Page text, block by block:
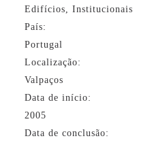
Edifícios, Institucionais
País:
Portugal
Localização:
Valpaços
Data de início:
2005
Data de conclusão: